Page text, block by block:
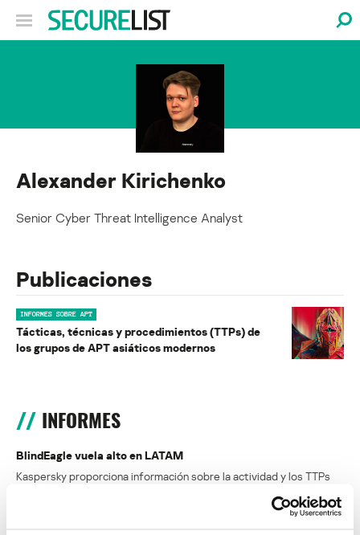
Alexander Kirichenko
Senior Cyber Threat Intelligence Analyst
Publicaciones
INFORMES SOBRE APT
Tácticas, técnicas y procedimientos (TTPs) de
los grupos de APT asiáticos modernos
INFORMES
BlindEagle vuela alto en LATAM
Kaspersky proporciona información sobre la actividad y los TTPs
individuos en Colombia, Ecuador, Chile, Panamá y otros países de